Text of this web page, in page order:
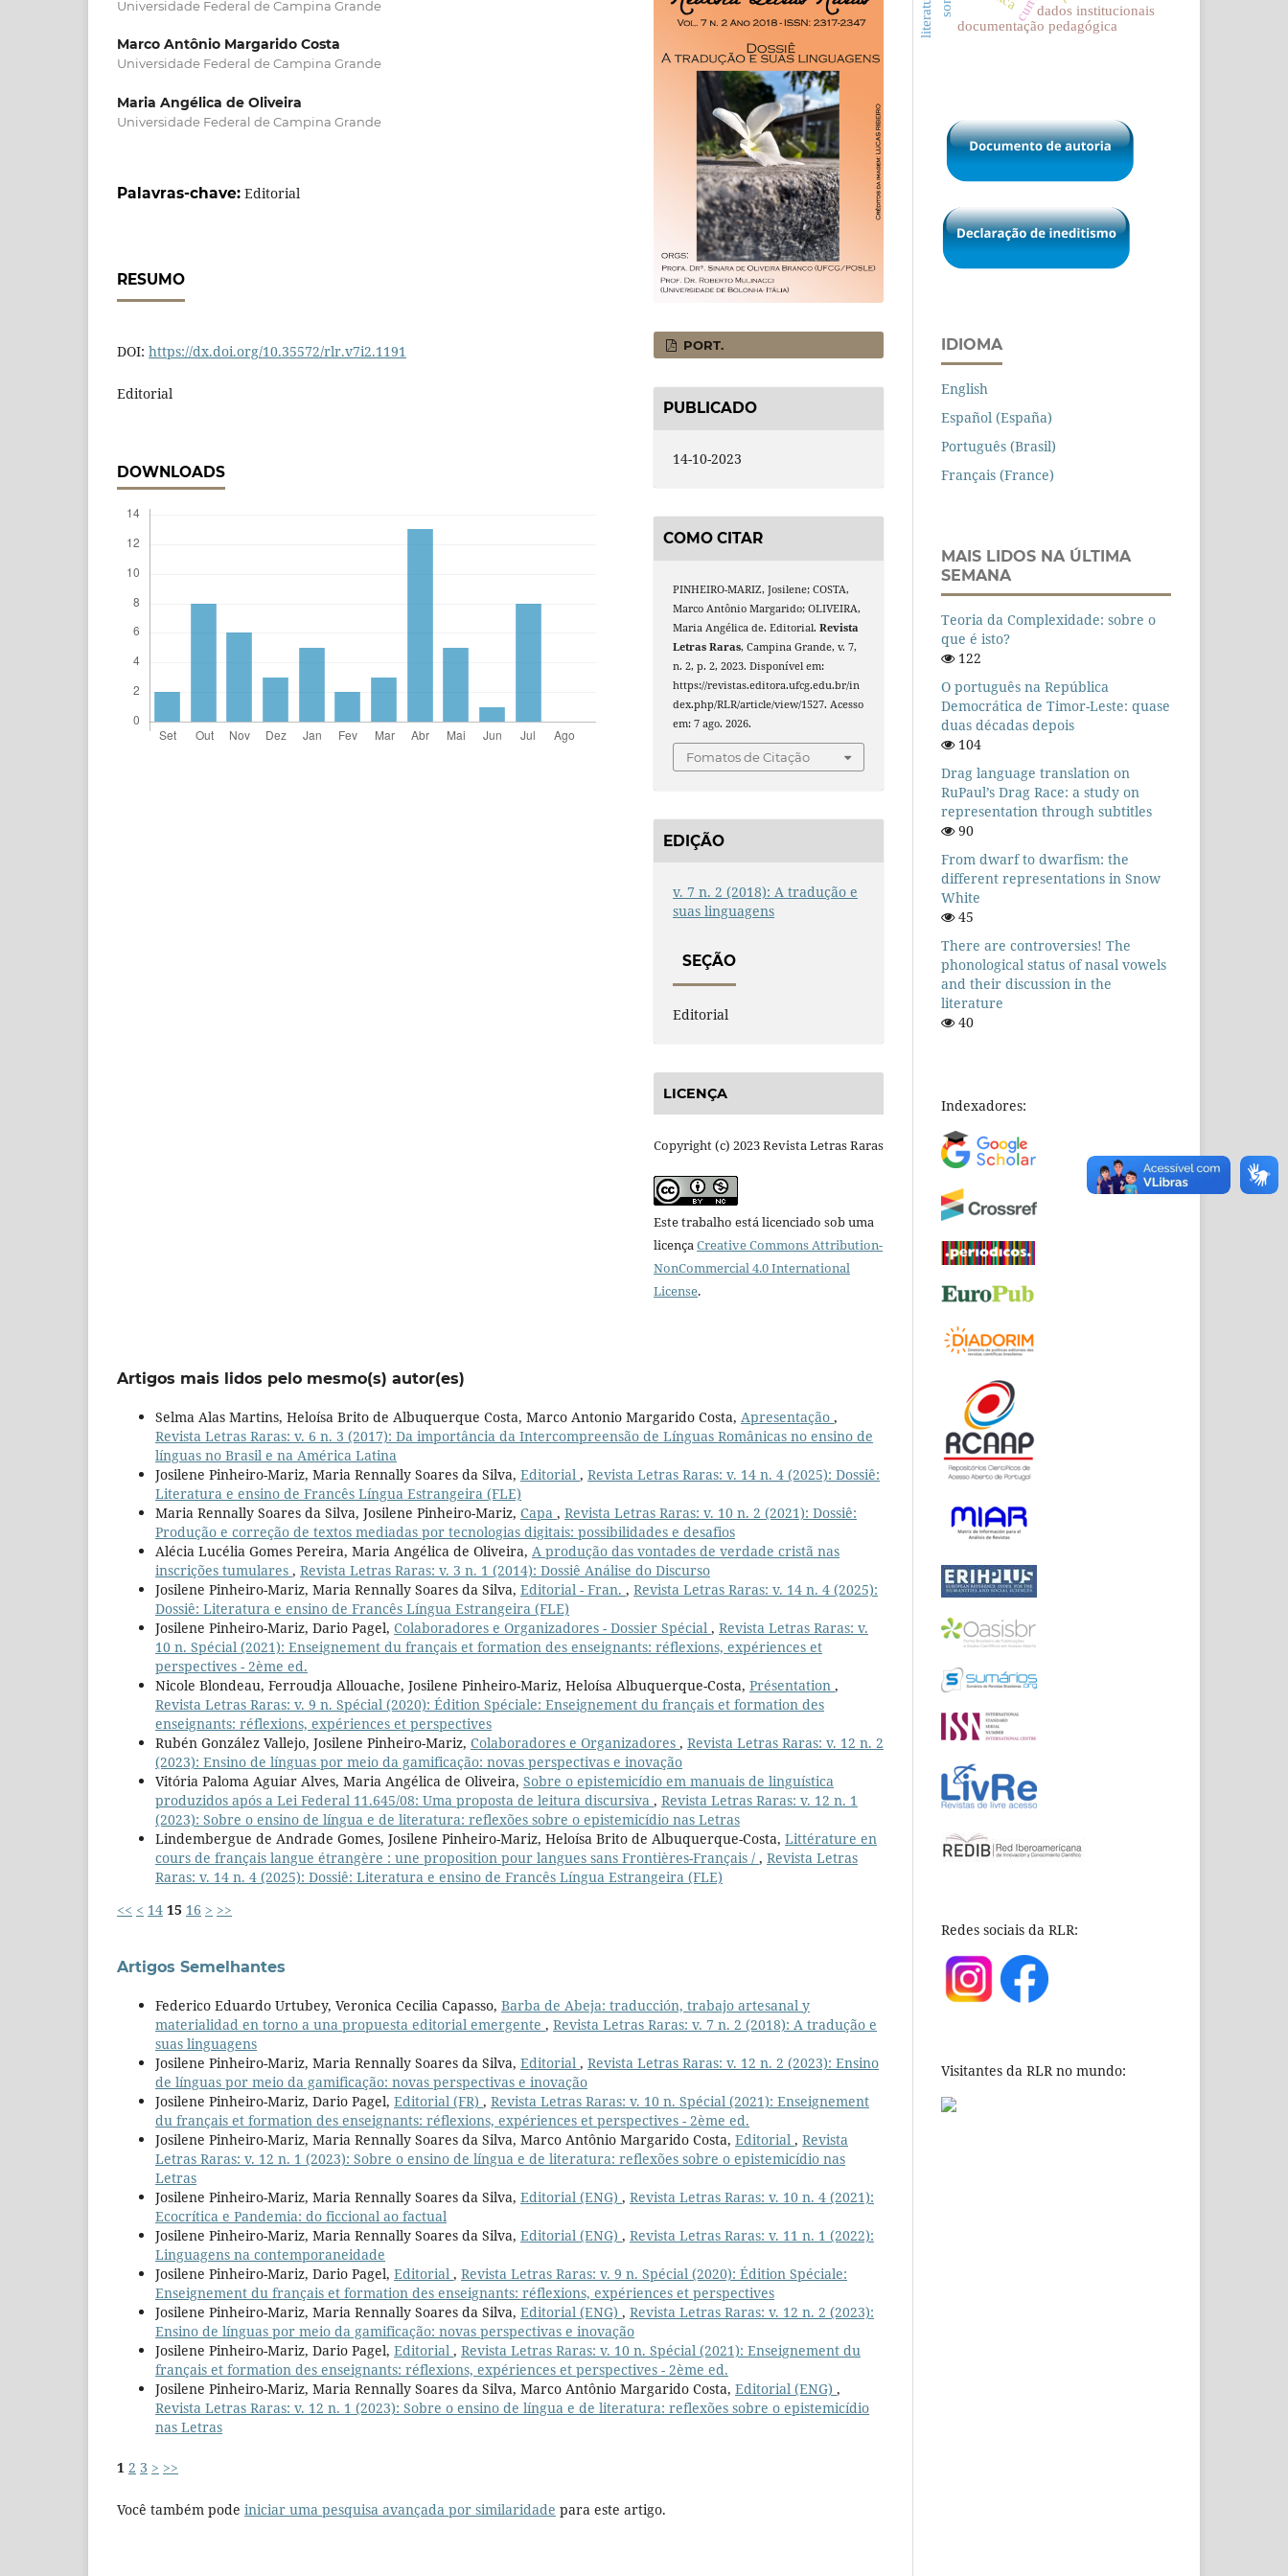
Universidade Federal de Campina Grande
Marco Antônio Margarido Costa
Universidade Federal de Campina Grande
Maria Angélica de Oliveira
Universidade Federal de Campina Grande
Palavras-chave: Editorial
RESUMO
DOI: https://dx.doi.org/10.35572/rlr.v7i2.1191
Editorial
DOWNLOADS
PORT.
PUBLICADO
14-10-2023
COMO CITAR
PINHEIRO-MARIZ, Josilene; COSTA,
Marco Antônio Margarido; OLIVEIRA,
Maria Angélica de. Editorial.Revista
Letras Raras, Campina Grande, v. 7,
n. 2, p. 2, 2023. Disponível em:
https://revistas.editora.ufcg.edu.br/in
dex.php/RLR/article/view/1527. Acesso
em: 7 ago. 2026.
Fomatos de Citação
EDIÇÃO
v. 7 n. 2 (2018): A tradução e
suas linguagens
SEÇÃO
Editorial
LICENÇA
Copyright (c) 2023 Revista Letras Raras
Este trabalho está licenciado sob uma
licençaCreative Commons Attribution-
NonCommercial 4.0 International
License.
Artigos mais lidos pelo mesmo(s) autor(es)
Selma Alas Martins, Heloísa Brito de Albuquerque Costa, Marco Antonio Margarido Costa, Apresentação ,
Revista Letras Raras: v. 6 n. 3 (2017): Da importância da Intercompreensão de Línguas Românicas no ensino de
línguas no Brasil e na América Latina
Josilene Pinheiro-Mariz, Maria Rennally Soares da Silva, Editorial , Revista Letras Raras: v. 14 n. 4 (2025): Dossiê:
Literatura e ensino de Francês Língua Estrangeira (FLE)
Maria Rennally Soares da Silva, Josilene Pinheiro-Mariz, Capa , Revista Letras Raras: v. 10 n. 2 (2021): Dossiê:
Produção e correção de textos mediadas por tecnologias digitais: possibilidades e desafios
Alécia Lucélia Gomes Pereira, Maria Angélica de Oliveira, A produção das vontades de verdade cristã nas
inscrições tumulares , Revista Letras Raras: v. 3 n. 1 (2014): Dossiê Análise do Discurso
Josilene Pinheiro-Mariz, Maria Rennally Soares da Silva, Editorial - Fran. , Revista Letras Raras: v. 14 n. 4 (2025):
Dossiê: Literatura e ensino de Francês Língua Estrangeira (FLE)
Josilene Pinheiro-Mariz, Dario Pagel, Colaboradores e Organizadores - Dossier Spécial , Revista Letras Raras: v.
10 n. Spécial (2021): Enseignement du français et formation des enseignants: réflexions, expériences et
perspectives - 2ème ed.
Nicole Blondeau, Ferroudja Allouache, Josilene Pinheiro-Mariz, Heloísa Albuquerque-Costa, Présentation ,
Revista Letras Raras: v. 9 n. Spécial (2020): Édition Spéciale: Enseignement du français et formation des
enseignants: réflexions, expériences et perspectives
Rubén González Vallejo, Josilene Pinheiro-Mariz, Colaboradores e Organizadores , Revista Letras Raras: v. 12 n. 2
(2023): Ensino de línguas por meio da gamificação: novas perspectivas e inovação
Vitória Paloma Aguiar Alves, Maria Angélica de Oliveira, Sobre o epistemicídio em manuais de linguística
produzidos após a Lei Federal 11.645/08: Uma proposta de leitura discursiva , Revista Letras Raras: v. 12 n. 1
(2023): Sobre o ensino de língua e de literatura: reflexões sobre o epistemicídio nas Letras
Lindembergue de Andrade Gomes, Josilene Pinheiro-Mariz, Heloísa Brito de Albuquerque-Costa, Littérature en
cours de français langue étrangère : une proposition pour langues sans Frontières-Français / , Revista Letras
Raras: v. 14 n. 4 (2025): Dossiê: Literatura e ensino de Francês Língua Estrangeira (FLE)
<< < 14 15 16 > >>
Artigos Semelhantes
Federico Eduardo Urtubey, Veronica Cecilia Capasso, Barba de Abeja: traducción, trabajo artesanal y
materialidad en torno a una propuesta editorial emergente , Revista Letras Raras: v. 7 n. 2 (2018): A tradução e
suas linguagens
Josilene Pinheiro-Mariz, Maria Rennally Soares da Silva, Editorial , Revista Letras Raras: v. 12 n. 2 (2023): Ensino
de línguas por meio da gamificação: novas perspectivas e inovação
Josilene Pinheiro-Mariz, Dario Pagel, Editorial (FR) , Revista Letras Raras: v. 10 n. Spécial (2021): Enseignement
du français et formation des enseignants: réflexions, expériences et perspectives - 2ème ed.
Josilene Pinheiro-Mariz, Maria Rennally Soares da Silva, Marco Antônio Margarido Costa, Editorial , Revista
Letras Raras: v. 12 n. 1 (2023): Sobre o ensino de língua e de literatura: reflexões sobre o epistemicídio nas
Letras
Josilene Pinheiro-Mariz, Maria Rennally Soares da Silva, Editorial (ENG) , Revista Letras Raras: v. 10 n. 4 (2021):
Ecocrítica e Pandemia: do ficcional ao factual
Josilene Pinheiro-Mariz, Maria Rennally Soares da Silva, Editorial (ENG) , Revista Letras Raras: v. 11 n. 1 (2022):
Linguagens na contemporaneidade
Josilene Pinheiro-Mariz, Dario Pagel, Editorial , Revista Letras Raras: v. 9 n. Spécial (2020): Édition Spéciale:
Enseignement du français et formation des enseignants: réflexions, expériences et perspectives
Josilene Pinheiro-Mariz, Maria Rennally Soares da Silva, Editorial (ENG) , Revista Letras Raras: v. 12 n. 2 (2023):
Ensino de línguas por meio da gamificação: novas perspectivas e inovação
Josilene Pinheiro-Mariz, Dario Pagel, Editorial , Revista Letras Raras: v. 10 n. Spécial (2021): Enseignement du
français et formation des enseignants: réflexions, expériences et perspectives - 2ème ed.
Josilene Pinheiro-Mariz, Maria Rennally Soares da Silva, Marco Antônio Margarido Costa, Editorial (ENG) ,
Revista Letras Raras: v. 12 n. 1 (2023): Sobre o ensino de língua e de literatura: reflexões sobre o epistemicídio
nas Letras
1 2 3 > >>
Você também pode iniciar uma pesquisa avançada por similaridade para este artigo.
documentação pedagógica
dados institucionais
IDIOMA
English
Español (España)
Português (Brasil)
Français (France)
MAIS LIDOS NA ÚLTIMA
SEMANA
Teoria da Complexidade: sobre o
que é isto?
122
O português na República
Democrática de Timor-Leste: quase
duas décadas depois
104
Drag language translation on
RuPaul’s Drag Race: a study on
representation through subtitles
90
From dwarf to dwarfism: the
different representations in Snow
White
45
There are controversies! The
phonological status of nasal vowels
and their discussion in the
literature
40
Indexadores:
Redes sociais da RLR:
Visitantes da RLR no mundo: